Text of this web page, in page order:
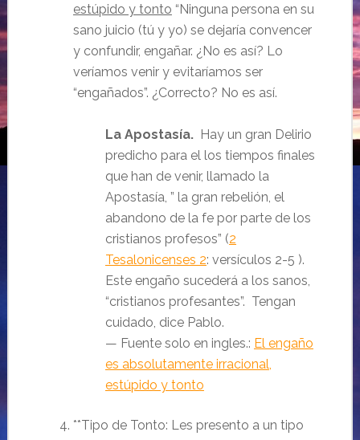
estúpido y tonto “Ninguna persona en su
sano juicio (tú y yo) se dejaría convencer
y confundir, engañar. ¿No es así? Lo
veríamos venir y evitaríamos ser
“engañados”. ¿Correcto? No es así.
La Apostasía.Hay un gran Delirio
predicho para el los tiempos finales
que han de venir, llamado la
Apostasía, ” la gran rebelión, el
abandono de la fe por parte de los
cristianos profesos” (2
Tesalonicenses 2: versículos 2-5 ).
Este engaño sucederá a los sanos,
“cristianos profesantes”. Tengan
cuidado, dice Pablo.
— Fuente solo en ingles.: El engaño
es absolutamente irracional,
estúpido y tonto
**Tipo de Tonto: Les presento a un tipo